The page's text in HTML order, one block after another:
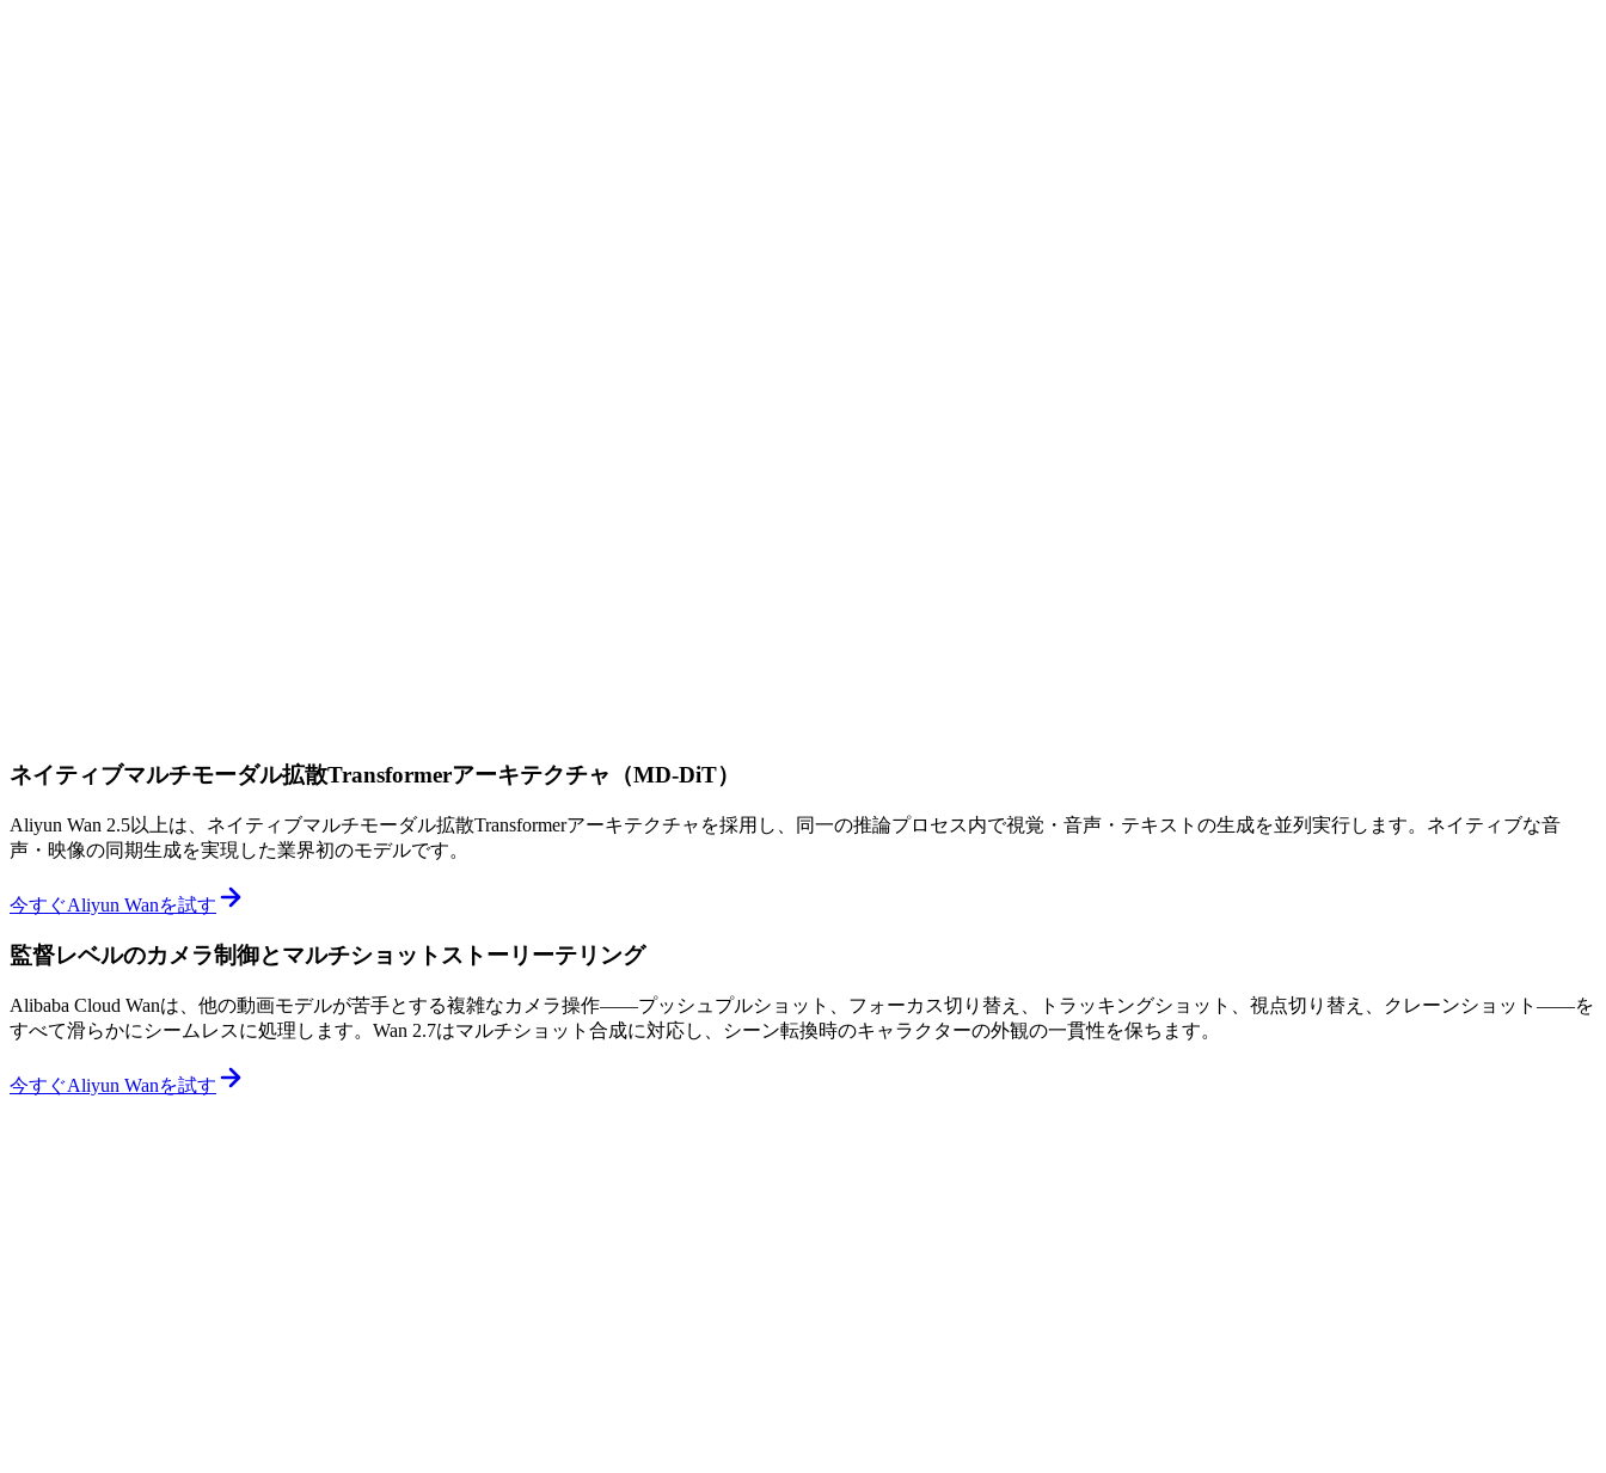
ネイティブマルチモーダル拡散Transformerアーキテクチャ（MD-DiT）
Aliyun Wan 2.5以上は、ネイティブマルチモーダル拡散Transformerアーキテクチャを採用し、同一の推論プロセス内で視覚・音声・テキストの生成を並列実行します。ネイティブな音
声・映像の同期生成を実現した業界初のモデルです。
今すぐAliyun Wanを試す
監督レベルのカメラ制御とマルチショットストーリーテリング
Alibaba Cloud Wanは、他の動画モデルが苦手とする複雑なカメラ操作——プッシュプルショット、フォーカス切り替え、トラッキングショット、視点切り替え、クレーンショット——を
すべて滑らかにシームレスに処理します。Wan 2.7はマルチショット合成に対応し、シーン転換時のキャラクターの外観の一貫性を保ちます。
今すぐAliyun Wanを試す